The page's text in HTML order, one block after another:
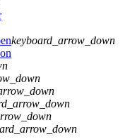
keyboard_arrow_down